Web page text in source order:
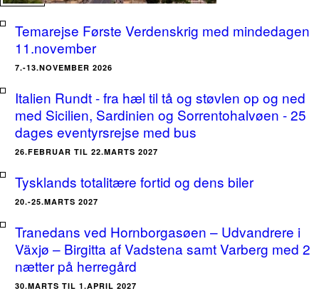
Temarejse Første Verdenskrig med mindedagen
11.november
7.-13.NOVEMBER 2026
Italien Rundt - fra hæl til tå og støvlen op og ned
med Sicilien, Sardinien og Sorrentohalvøen - 25
dages eventyrsrejse med bus
26.FEBRUAR TIL 22.MARTS 2027
Tysklands totalitære fortid og dens biler
20.-25.MARTS 2027
Tranedans ved Hornborgasøen – Udvandrere i
Växjø – Birgitta af Vadstena samt Varberg med 2
nætter på herregård
30.MARTS TIL 1.APRIL 2027